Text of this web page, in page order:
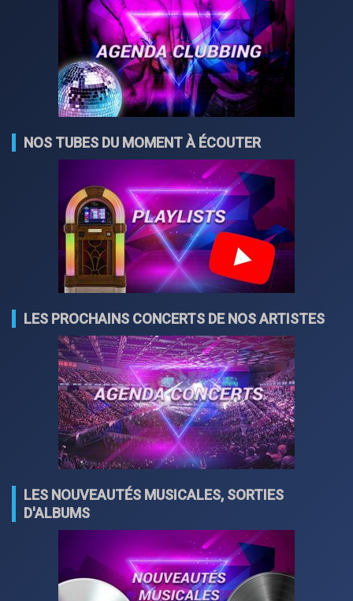
NOS TUBES DU MOMENT À ÉCOUTER
LES PROCHAINS CONCERTS DE NOS ARTISTES
LES NOUVEAUTÉS MUSICALES, SORTIES
D'ALBUMS